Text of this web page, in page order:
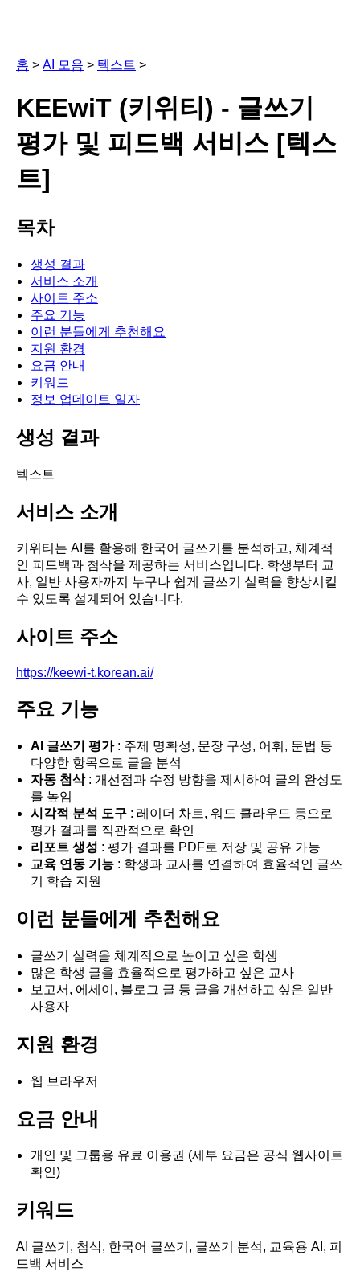
홈 > AI 모음 > 텍스트 >
KEEwiT (키위티) - 글쓰기
평가 및 피드백 서비스 [텍스
트]
목차
생성 결과
서비스 소개
사이트 주소
주요 기능
이런 분들에게 추천해요
지원 환경
요금 안내
키워드
정보 업데이트 일자
생성 결과
텍스트
서비스 소개
키위티는 AI를 활용해 한국어 글쓰기를 분석하고, 체계적
인 피드백과 첨삭을 제공하는 서비스입니다. 학생부터 교
사, 일반 사용자까지 누구나 쉽게 글쓰기 실력을 향상시킬
수 있도록 설계되어 있습니다.
사이트 주소
https://keewi-t.korean.ai/
주요 기능
AI 글쓰기 평가: 주제 명확성, 문장 구성, 어휘, 문법 등
다양한 항목으로 글을 분석
자동 첨삭: 개선점과 수정 방향을 제시하여 글의 완성도
를 높임
시각적 분석 도구 : 레이더 차트, 워드 클라우드 등으로
평가 결과를 직관적으로 확인
리포트 생성 : 평가 결과를 PDF로 저장 및 공유 가능
교육 연동 기능 : 학생과 교사를 연결하여 효율적인 글쓰
기 학습 지원
이런 분들에게 추천해요
글쓰기 실력을 체계적으로 높이고 싶은 학생
많은 학생 글을 효율적으로 평가하고 싶은 교사
보고서, 에세이, 블로그 글 등 글을 개선하고 싶은 일반
사용자
지원 환경
웹 브라우저
요금 안내
개인 및 그룹용 유료 이용권 (세부 요금은 공식 웹사이트
확인)
키워드
AI 글쓰기, 첨삭, 한국어 글쓰기, 글쓰기 분석, 교육용 AI, 피
드백 서비스